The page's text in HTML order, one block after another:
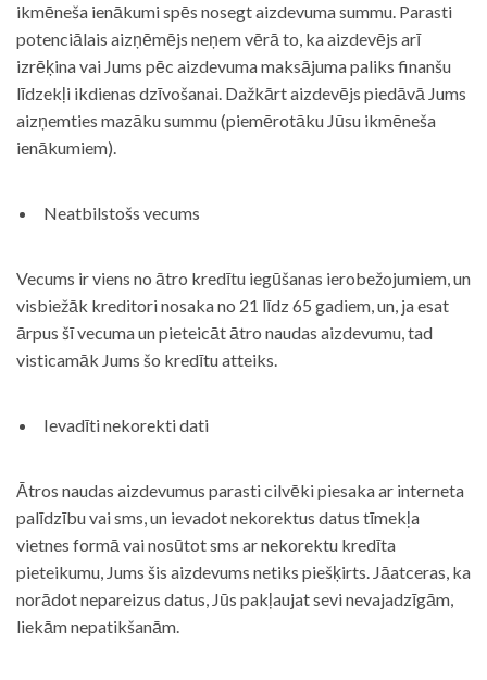
ikmēneša ienākumi spēs nosegt aizdevuma summu. Parasti
potenciālais aizņēmējs neņem vērā to, ka aizdevējs arī
izrēķina vai Jums pēc aizdevuma maksājuma paliks finanšu
līdzekļi ikdienas dzīvošanai. Dažkārt aizdevējs piedāvā Jums
aizņemties mazāku summu (piemērotāku Jūsu ikmēneša
ienākumiem).
Neatbilstošs vecums
Vecums ir viens no ātro kredītu iegūšanas ierobežojumiem, un
visbiežāk kreditori nosaka no 21 līdz 65 gadiem, un, ja esat
ārpus šī vecuma un pieteicāt ātro naudas aizdevumu, tad
visticamāk Jums šo kredītu atteiks.
Ievadīti nekorekti dati
Ātros naudas aizdevumus parasti cilvēki piesaka ar interneta
palīdzību vai sms, un ievadot nekorektus datus tīmekļa
vietnes formā vai nosūtot sms ar nekorektu kredīta
pieteikumu, Jums šis aizdevums netiks piešķirts. Jāatceras, ka
norādot nepareizus datus, Jūs pakļaujat sevi nevajadzīgām,
liekām nepatikšanām.